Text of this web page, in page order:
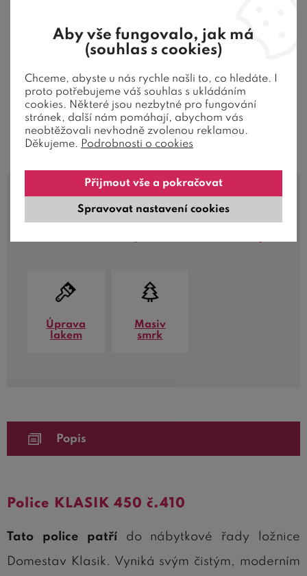
objednávky potvrzujemetelefonicky
zboží důkladně a pečlivě zabalíme
vždy bezpečnědopravímedomů
Zjistit více
Úprava
lakem
Masiv
smrk
Popis
Police KLASIK 450 č.410
Tato police patřído nábytkové řady ložnice
Domestav Klasik. Vyniká svým čistým, moderním
Aby vše fungovalo, jak má
(souhlas s cookies)
Chceme, abyste u nás rychle našli to, co hledáte. I
proto potřebujeme váš souhlas s ukládáním
cookies. Některé jsou nezbytné pro fungování
stránek, další nám pomáhají, abychom vás
neobtěžovali nevhodně zvolenou reklamou.
Děkujeme. Podrobnosti o cookies
Spravovat nastavení cookies
Přijmout vše a pokračovat